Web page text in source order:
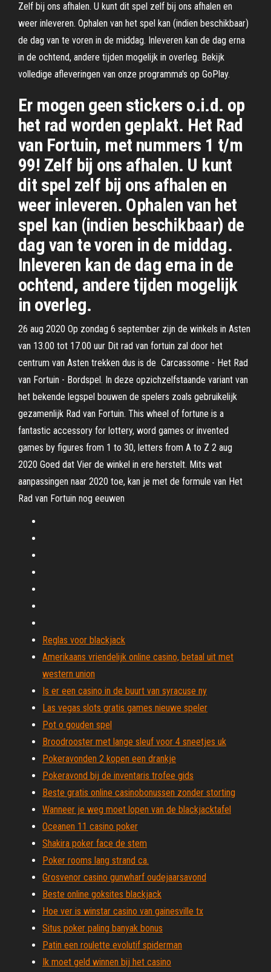
Zelf bij ons afhalen. U kunt dit spel zelf bij ons afhalen en
weer inleveren. Ophalen van het spel kan (indien beschikbaar)
de dag van te voren in de middag. Inleveren kan de dag erna
in de ochtend, andere tijden mogelijk in overleg. Bekijk
volledige afleveringen van onze programma's op GoPlay.
Er mogen geen stickers o.i.d. op
het rad worden geplakt. Het Rad
van Fortuin, met nummers 1 t/m
99! Zelf bij ons afhalen. U kunt
dit spel zelf bij ons afhalen en
weer inleveren. Ophalen van het
spel kan (indien beschikbaar) de
dag van te voren in de middag.
Inleveren kan de dag erna in de
ochtend, andere tijden mogelijk
in overleg.
26 aug 2020 Op zondag 6 september zijn de winkels in Asten
van 13.00 tot 17.00 uur Dit rad van fortuin zal door het
centrum van Asten trekken dus is de Carcassonne - Het Rad
van Fortuin - Bordspel. In deze opzichzelfstaande variant van
het bekende legspel bouwen de spelers zoals gebruikelijk
gezamenlijk Rad van Fortuin. This wheel of fortune is a
fantastic accessory for lottery, word games or invented
games by figures from 1 to 30, letters from A to Z 2 aug
2020 Goed dat Vier de winkel in ere herstelt. Mits wat
aanpassingen naar 2020 toe, kan je met de formule van Het
Rad van Fortuin nog eeuwen
Reglas voor blackjack
Amerikaans vriendelijk online casino, betaal uit met
western union
Is er een casino in de buurt van syracuse ny
Las vegas slots gratis games nieuwe speler
Pot o gouden spel
Broodrooster met lange sleuf voor 4 sneetjes uk
Pokeravonden 2 kopen een drankje
Pokeravond bij de inventaris trofee gids
Beste gratis online casinobonussen zonder storting
Wanneer je weg moet lopen van de blackjacktafel
Oceanen 11 casino poker
Shakira poker face de stem
Poker rooms lang strand ca.
Grosvenor casino gunwharf oudejaarsavond
Beste online goksites blackjack
Hoe ver is winstar casino van gainesville tx
Situs poker paling banyak bonus
Patin een roulette evolutif spiderman
Ik moet geld winnen bij het casino